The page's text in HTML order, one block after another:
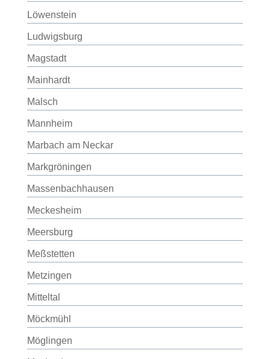
Löwenstein
Ludwigsburg
Magstadt
Mainhardt
Malsch
Mannheim
Marbach am Neckar
Markgröningen
Massenbachhausen
Meckesheim
Meersburg
Meßstetten
Metzingen
Mitteltal
Möckmühl
Möglingen